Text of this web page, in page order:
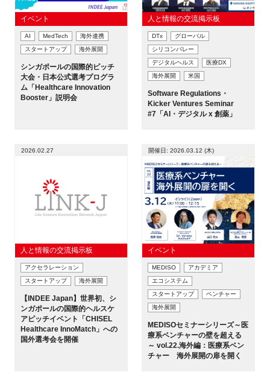
イベント
AI MedTech
海外連携
スタートアップ
海外展開
シンガポールの国際的ピッチ
大会・日本公式選考プログラ
ム「Healthcare Innovation
Booster」説明会
人と情報の交流掲示板
DTx
グローバル
シリコンバレー
デジタルヘルス
医療DX
海外展開
米国
Software Regulations・
Kicker Ventures Seminar
#7「AI・デジタル x 創薬」
2026.02.27
人と情報の交流掲示板
アクセラレーション
スタートアップ
海外展開
【INDEE Japan】世界初、シ
ンガポールの国際的ヘルスケ
アピッチイベント「CHISEL
Healthcare InnoMatch」への
国外選考会を開催
開催日: 2026.03.12 (木)
イベント
MEDISO
アカデミア
エコシステム
スタートアップ
ベンチャー
海外展開
MEDISOセミナーシリーズ～医
療系ベンチャーの壁を超える
～ vol.22.海外編：医療系ベン
チャー 海外展開の扉を開く